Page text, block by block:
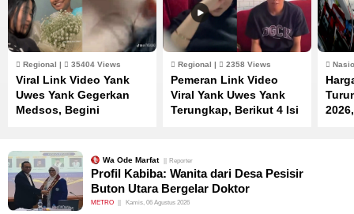
Regional | 35404 Views
Viral Link Video Yank
Uwes Yank Gegerkan
Medsos, Begini
Regional | 2358 Views
Pemeran Link Video
Viral Yank Uwes Yank
Terungkap, Berikut 4 Isi
Wa Ode Marfat Reporter
Profil Kabiba: Wanita dari Desa Pesisir
Buton Utara Bergelar Doktor
METRO Kamis, 06 Agustus 2026